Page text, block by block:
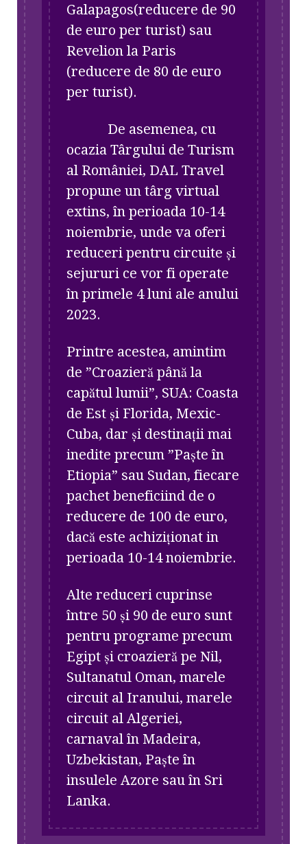
Galapagos(reducere de 90
de euro per turist) sau
Revelion la Paris
(reducere de 80 de euro
per turist).
De asemenea, cu
ocazia Târgului de Turism
al României, DAL Travel
propune un târg virtual
extins, în perioada 10-14
noiembrie, unde va oferi
reduceri pentru circuite și
sejururi ce vor fi operate
în primele 4 luni ale anului
2023.
Printre acestea, amintim
de ”Croazieră până la
capătul lumii”, SUA: Coasta
de Est și Florida, Mexic-
Cuba, dar și destinații mai
inedite precum ”Paște în
Etiopia” sau Sudan, fiecare
pachet beneficiind de o
reducere de 100 de euro,
dacă este achiziționat in
perioada 10-14 noiembrie.
Alte reduceri cuprinse
între 50 și 90 de euro sunt
pentru programe precum
Egipt și croazieră pe Nil,
Sultanatul Oman, marele
circuit al Iranului, marele
circuit al Algeriei,
carnaval în Madeira,
Uzbekistan, Paște în
insulele Azore sau în Sri
Lanka.